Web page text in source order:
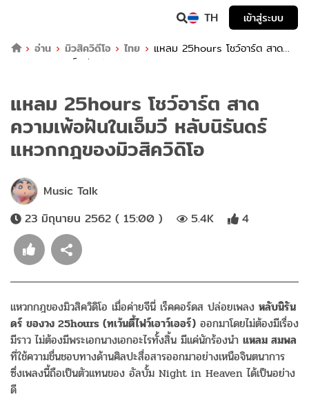
TH
เข้าสู่ระบบ
อ่าน
มิวสิควิดีโอ ไทย
แหลม 25hours โชว์อาร์ต สาด
ความเพ้อฝันในเอ็มวี หลับนิรันดร์ แหวกกฎของมิวสิควิดิโอ
แหลม 25hours โชว์อาร์ต สาด
ความเพ้อฝันในเอ็มวี หลับนิรันดร์
แหวกกฎของมิวสิควิดิโอ
Music Talk
23 มิถุนายน 2562 ( 15:00 )
5.4K 4
แหวกกฎของมิวสิควิดิโอ เมื่อค่ายจีนี่ เร็คคอร์ดส ปล่อยเพลง หลับนิรัน
ดร์ ของวง 25hours (ทเว้นตี้ไฟว์เอาว์เออร์) ออกมาโดยไม่ต้องมีเรื่อง
มีราว ไม่ต้องมีพระเอกนางเอกอะไรทั้งสิ้น มีแค่นักร้องนำ แหลม สมพล
ที่ใช้ความชื่นชอบทางด้านศิลปะสื่อสารออกมาอย่างเหนือจินตนาการ
ซึ่งเพลงนี้ถือเป็นตัวแทนของ อัลบั้ม Night in Heaven ได้เป็นอย่าง
ดี